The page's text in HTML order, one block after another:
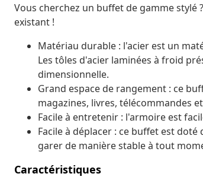
Vous cherchez un buffet de gamme
existant !
Matériau durable : l'acier est un
Les tôles d'acier laminées à froid
dimensionnelle.
Grand espace de rangement : ce
magazines, livres, télécommandes
Facile à entretenir : l'armoire est
Facile à déplacer : ce buffet est
garer de manière stable à tout
Caractéristiques